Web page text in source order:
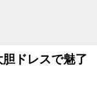
ドレスで魅了